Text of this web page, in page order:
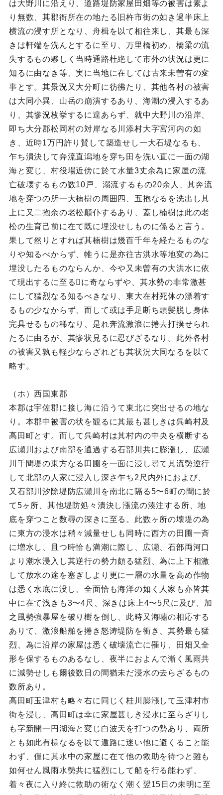
は大野川に沿えり、道路堤防家屋田畑等の被害は素よ
り無数、其郡衙所在の地たる旧杵市街の如き過半床上
横流の浸す所となり、舟楫を以て相往来し、其最も深
きは軒端を洗んとするに至り、万里橋初め、橋梁の流
失するもの夥しく当時通路杜絶して市外の状況は更に
知るに由なき等、実に当地に在しては古来未曽有の変
事とす。其景況又大分町に彷彿たり、其他各村の被害
は大同小異、山岳の崩潰するあり、海潮の浸入するあ
り、其惨況枚挙するに遑あらず、就中大野川の沿岸、
即ち大分郡松岡村の対岸なる川添村大字宮河内の如
き、近時1万円許り賛して築造せし一大石堤なるも、
乍ち潰決して奔流直潟地を穿ち田を洗い直に一面の湖
海と変じ、村役場近傍に於て水量3丈余為に家屋の流
亡破壊するもの数10戸、溺流するもの20余人、其奔流
地を穿つの所一大楠樹の周囲四、五抱なるを洗出し其
上に又二抱余の老松顛仆するあり、蓋し楠樹は此の老
松の生育己前に在て既に埋没せしものに係ると言う。
果して然りとすれば其楠樹は幾百千年を経たるものな
りや知るべからず、帷うに是亦往古洪水等地変の為に
埋没したるものならんか、今や又未曽有の大洪水に依
て現出するに至るに奇ならずや、其水勢の非常激甚
にして猛烈なる知るべきなり、東大在村死体の漂着す
るもの少なからず、而して或は手足断ち頭髪脱し身体
完具せるもの稀なり、是れ奔流激浪に捲去打撲せられ
たるに由るが、其惨状見るに忍びざるなり。此外各村
の被害又孰も軽少ならざれども其状況大同なるを以て
略す。
（ホ）西国東郡
本郡は宇佐郡に接し海に沿うて東北に突出せるの地な
り。本郡中被害の状を観るに其最も甚しきは呉崎村及
高田町とす。而して呉崎村は其村内の中央を横断する
広瀬川および南部を通過する石部川共に膨漲し、広瀬
川千間堤の東方なる田圃を一面に浸し尋て其流勢逆行
して北部の人家に浸入し深さ乍ち2尺内外におよび、
又石部川汐除堤防広瀬川を南北に隔る5〜6町の間に於
て5ヶ所、其他堤防処々潰決し漲流の湊注する所、地
底を穿つこと数尋の深きに至る。此数ヶ所の壊堤の為
に東方の浸水は稍々減量せしも同時に西方の田圃一斉
に増水し、且つ時恰も満潮に際し、広瀬、石部両河口
より潮水浸入し其逆行の勢力頗る猛烈、為に上下相激
して放水の途を塞ぎしより更に一層の水量を高め作物
は悉く水底に没し、全面恰も海洋の如く人家も亦皆其
中に在て浅きも3〜4尺、深きは床上4〜5尺に及び、加
之風勢強暴屋を破り樹を倒し、此時又海嘯の相応する
ありて、激浪船舶を捲き怒涛堤防を衝き、其勢最も猛
烈、為に沿岸の家屋は悉く破壊流亡に罹り、田畑又全
形を保するものあるなし、夜半におよんで漸く風雨共
に減勢せしも爾後数日の間猶未だ浸水の去らざるもの
数所あり。
高田町玉津村も略々右に同じく桂川膨漲して玉津村市
街を浸し、高田町は幸に家屋甚しき浸水に至らざりし
も字新開一円湖海と変じ白波天を打つの勢あり、両所
とも如此有様なるを以て遁路に迷い他に避くること能
わず、僅に其水中の家屋に在て他の救助を待つと雖も
如何せん風雨水勢共に猛烈にして船を行る能わず、
着々夜に入り終に救助の術なく潮く翌15日の未明に至